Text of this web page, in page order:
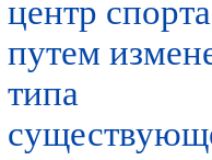
центр
путем
типа